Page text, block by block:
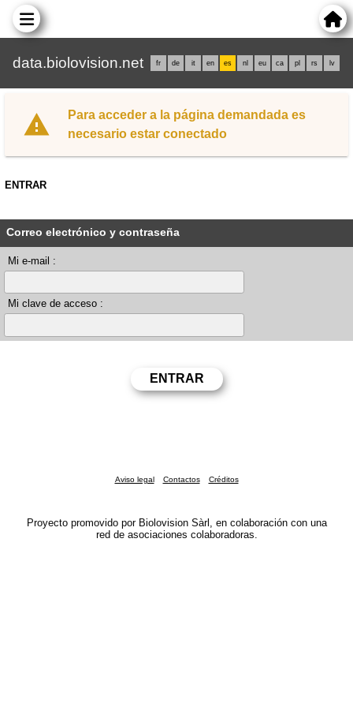
data.biolovision.net fr de it en es nl eu ca pl rs lv
Para acceder a la página demandada es
necesario estar conectado
ENTRAR
Correo electrónico y contraseña
Mi e-mail :
Mi clave de acceso :
Aviso legal Contactos Créditos
Proyecto promovido por Biolovision Sàrl, en colaboración con una
red de asociaciones colaboradoras.